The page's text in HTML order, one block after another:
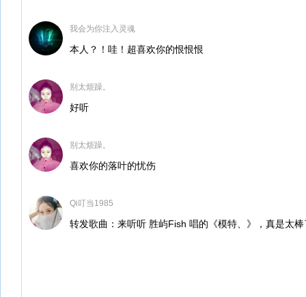
我会为你注入灵魂
本人？！哇！超喜欢你的恨恨恨
别太烦躁。
好听
别太烦躁。
喜欢你的落叶的忧伤
Qi叮当1985
转发歌曲：来听听 胜屿Fish 唱的《模特、》，真是太棒